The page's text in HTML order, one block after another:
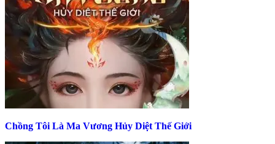
Chồng Tôi Là Ma Vương Hủy Diệt Thế Giới